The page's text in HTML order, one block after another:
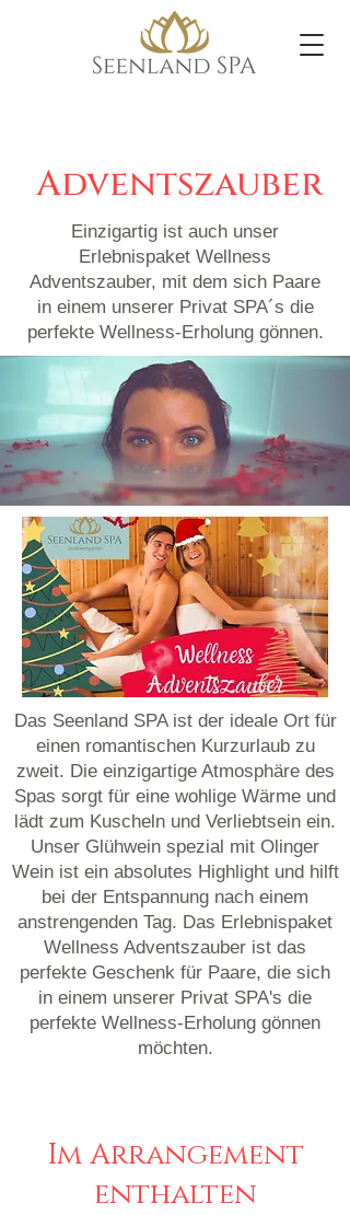
Adventszauber
Einzigartig ist auch unser
Erlebnispaket Wellness
Adventszauber, mit dem sich Paare
in einem unserer Privat SPA´s die
perfekte Wellness-Erholung gönnen.
Das Seenland SPA ist der ideale Ort für
einen romantischen Kurzurlaub zu
zweit. Die einzigartige Atmosphäre des
Spas sorgt für eine wohlige Wärme und
lädt zum Kuscheln und Verliebtsein ein.
Unser Glühwein spezial mit Olinger
Wein ist ein absolutes Highlight und hilft
bei der Entspannung nach einem
anstrengenden Tag. Das Erlebnispaket
Wellness Adventszauber ist das
perfekte Geschenk für Paare, die sich
in einem unserer Privat SPA's die
perfekte Wellness-Erholung gönnen
möchten.
Im Arrangement
enthalten